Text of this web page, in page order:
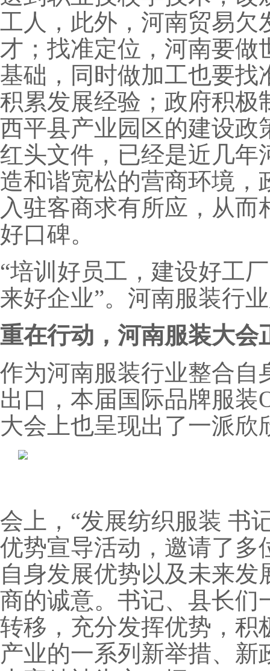
工人，此外，河南贸易欠
才；找准定位，河南要
基础，同时做加工也要找
积累发展经验；政府积极
西平县产业园区的建设政
红头文件，已经是近几年
造和谐宽松的营商环境，
入驻客商求有所应，从
好口碑。
“培训好员工，建设好工
来好企业”。河南服装行
重在行动，河南服装大会
作为河南服装行业整合自
出口，本届国际品牌服装
大会上也呈现出了一派欣
会上，“发展纺织服装 书
优势宣导活动，邀请了多
自身发展优势以及未来
商的诚意。书记、县长们
转移，充分发挥优势，积
产业的一系列新举措、